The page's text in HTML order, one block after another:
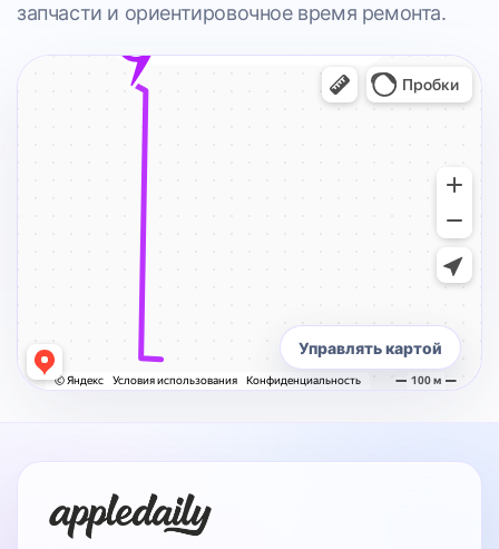
запчасти и ориентировочное время ремонта.
Управлять картой